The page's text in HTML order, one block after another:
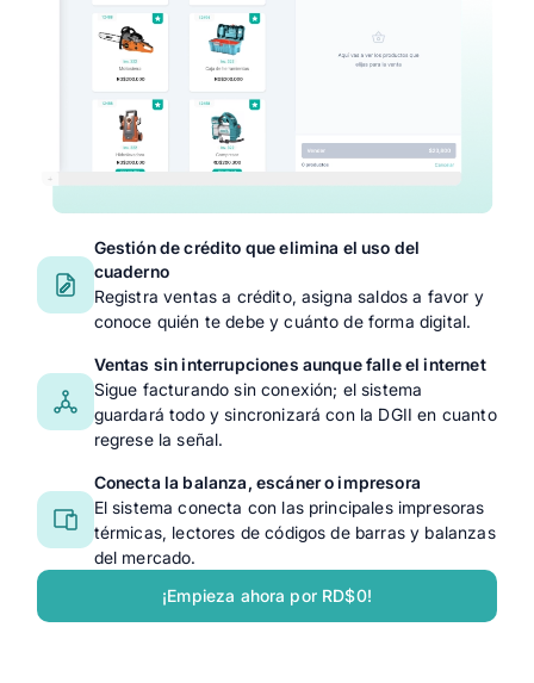
Gestión de crédito que elimina el uso del
cuaderno
Registra ventas a crédito, asigna saldos a favor y
conoce quién te debe y cuánto de forma digital.
Ventas sin interrupciones aunque falle el internet
Sigue facturando sin conexión; el sistema
guardará todo y sincronizará con la DGII en cuanto
regrese la señal.
Conecta la balanza, escáner o impresora
El sistema conecta con las principales impresoras
térmicas, lectores de códigos de barras y balanzas
del mercado.
¡Empieza ahora por RD$0!